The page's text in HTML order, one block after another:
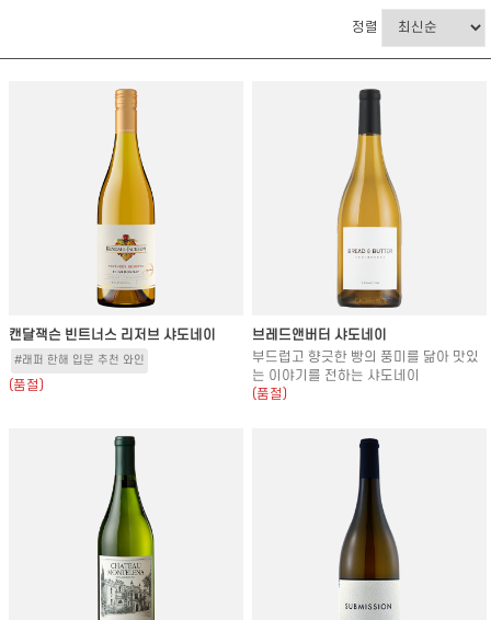
정렬
캔달잭슨 빈트너스 리저브 샤도네이
#래퍼 한해 입문 추천 와인
(품절)
브레드앤버터 샤도네이
부드럽고 향긋한 빵의 풍미를 닮아 맛있
는 이야기를 전하는 샤도네이
(품절)